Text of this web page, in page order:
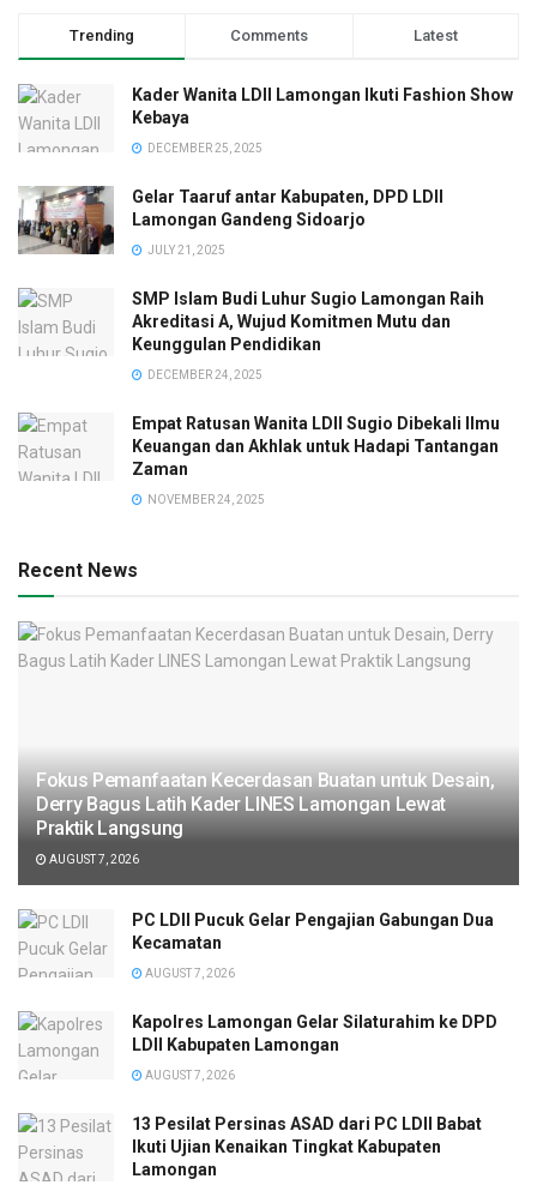
Trending Comments Latest
Kader Wanita LDII Lamongan Ikuti Fashion Show
Kebaya
DECEMBER 25, 2025
Gelar Taaruf antar Kabupaten, DPD LDII
Lamongan Gandeng Sidoarjo
JULY 21, 2025
SMP Islam Budi Luhur Sugio Lamongan Raih
Akreditasi A, Wujud Komitmen Mutu dan
Keunggulan Pendidikan
DECEMBER 24, 2025
Empat Ratusan Wanita LDII Sugio Dibekali Ilmu
Keuangan dan Akhlak untuk Hadapi Tantangan
Zaman
NOVEMBER 24, 2025
Recent News
Fokus Pemanfaatan Kecerdasan Buatan untuk Desain,
Derry Bagus Latih Kader LINES Lamongan Lewat
Praktik Langsung
AUGUST 7, 2026
PC LDII Pucuk Gelar Pengajian Gabungan Dua
Kecamatan
AUGUST 7, 2026
Kapolres Lamongan Gelar Silaturahim ke DPD
LDII Kabupaten Lamongan
AUGUST 7, 2026
13 Pesilat Persinas ASAD dari PC LDII Babat
Ikuti Ujian Kenaikan Tingkat Kabupaten
Lamongan